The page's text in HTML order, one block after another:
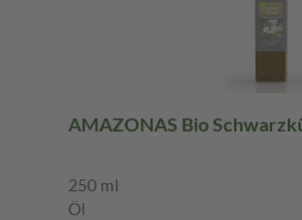
AMAZONAS Bio
250 ml
Öl